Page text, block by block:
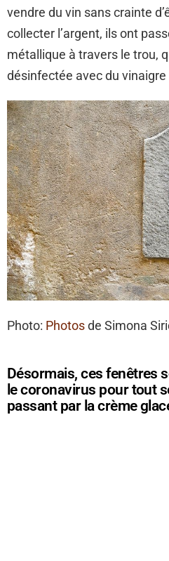
vendre du vin sans crainte
collecter l’argent, ils ont
métallique à travers le trou,
désinfectée avec du
Photo: Photosde Simona
Désormais, ces fenêtres
le coronavirus pour tout
passant par la crème